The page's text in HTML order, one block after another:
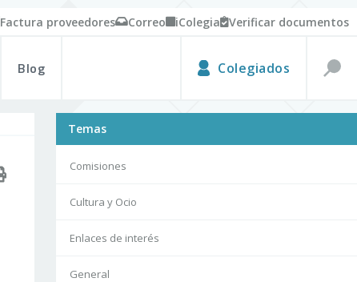
Factura proveedores Correo iColegia Verificar documentos
Blog Colegiados
Temas
Comisiones
Cultura y Ocio
Enlaces de interés
General